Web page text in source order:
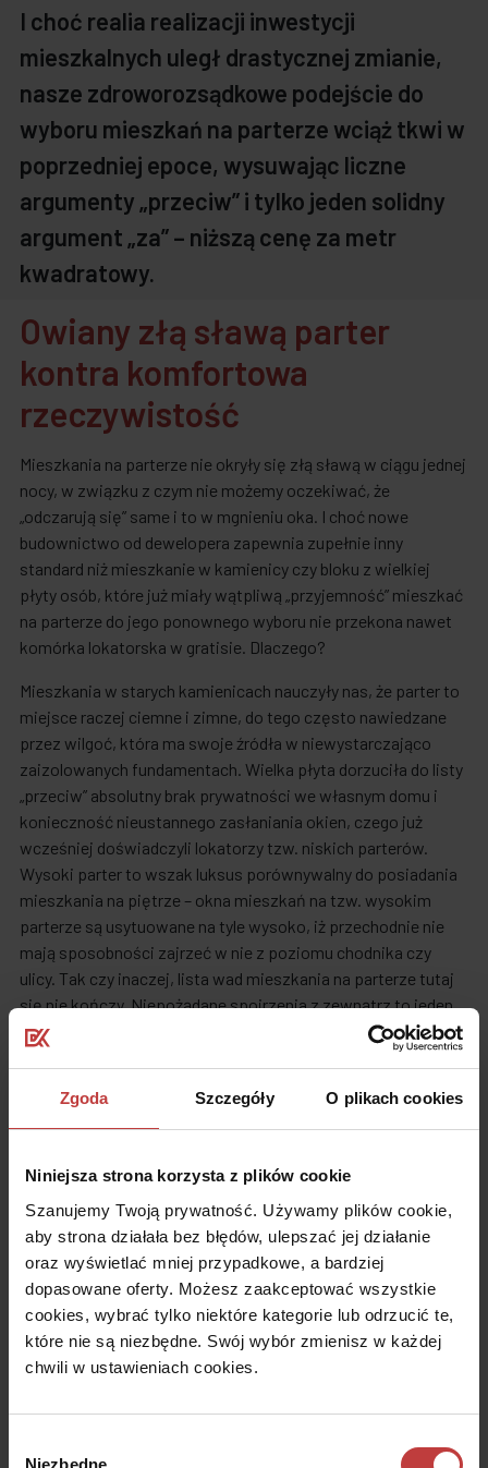
Zgoda Szczegóły O plikach cookies
Niniejsza strona korzysta z plików cookie
Szanujemy Twoją prywatność. Używamy plików cookie,
aby strona działała bez błędów, ulepszać jej działanie
oraz wyświetlać mniej przypadkowe, a bardziej
dopasowane oferty. Możesz zaakceptować wszystkie
cookies, wybrać tylko niektóre kategorie lub odrzucić te,
które nie są niezbędne. Swój wybór zmienisz w każdej
chwili w ustawieniach cookies.
Niezbędne
I choć realia realizacji inwestycji
mieszkalnych uległ drastycznej zmianie,
nasze zdroworozsądkowe podejście do
wyboru mieszkań na parterze wciąż tkwi w
poprzedniej epoce, wysuwając liczne
argumenty „przeciw” i tylko jeden solidny
argument „za” – niższą cenę za metr
kwadratowy.
Owiany złą sławą parter
kontra komfortowa
rzeczywistość
Mieszkania na parterze nie okryły się złą sławą w ciągu jednej
nocy, w związku z czym nie możemy oczekiwać, że
„odczarują się” same i to w mgnieniu oka. I choć nowe
budownictwo od dewelopera zapewnia zupełnie inny
standard niż mieszkanie w kamienicy czy bloku z wielkiej
płyty osób, które już miały wątpliwą „przyjemność” mieszkać
na parterze do jego ponownego wyboru nie przekona nawet
komórka lokatorska w gratisie. Dlaczego?
Mieszkania w starych kamienicach nauczyły nas, że parter to
miejsce raczej ciemne i zimne, do tego często nawiedzane
przez wilgoć, która ma swoje źródła w niewystarczająco
zaizolowanych fundamentach. Wielka płyta dorzuciła do listy
„przeciw” absolutny brak prywatności we własnym domu i
konieczność nieustannego zasłaniania okien, czego już
wcześniej doświadczyli lokatorzy tzw. niskich parterów.
Wysoki parter to wszak luksus porównywalny do posiadania
mieszkania na piętrze – okna mieszkań na tzw. wysokim
parterze są usytuowane na tyle wysoko, iż przechodnie nie
mają sposobności zajrzeć w nie z poziomu chodnika czy
ulicy. Tak czy inaczej, lista wad mieszkania na parterze tutaj
się nie kończy. Niepożądane spojrzenia z zewnątrz to jeden
problem, hałas to zupełnie inna kwestia. Mieszkania na
parterze utożsamiane są z wiecznym hałasem – w tych
szum samochodów i skrzek klaksonów, tam gdzie okna
wychodzą na chodnik nieustannie słychać kroki
odgłosy burd i pijackich awantur. A skoro o burdach mowa…
Mieszkanie na parterze to łatwy kąsek dla włamywacza, który
bez trudu dosięgnie balkonu czy okien z ziemi.
Nic więc dziwnego w tym, że mieszkania na parterze są
zazwyczaj tańsze i nawet mimo niższej ceny nie cieszą się
szczególnym zainteresowaniem inwestorów. Czy
rzeczywiście tak jest?
Mieszkanie od dewelopera – parter